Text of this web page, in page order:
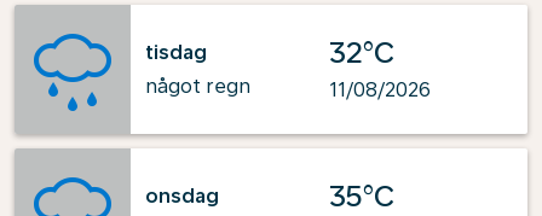
tisdag
något regn
32°C
11/08/2026
onsdag
35°C